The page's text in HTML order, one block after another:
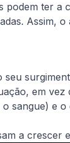
ter a
Assim,
seu
em
sangue) e
a crescer